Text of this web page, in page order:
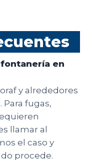
en
y alrededores
fugas,
llamar al
el caso y
procede.